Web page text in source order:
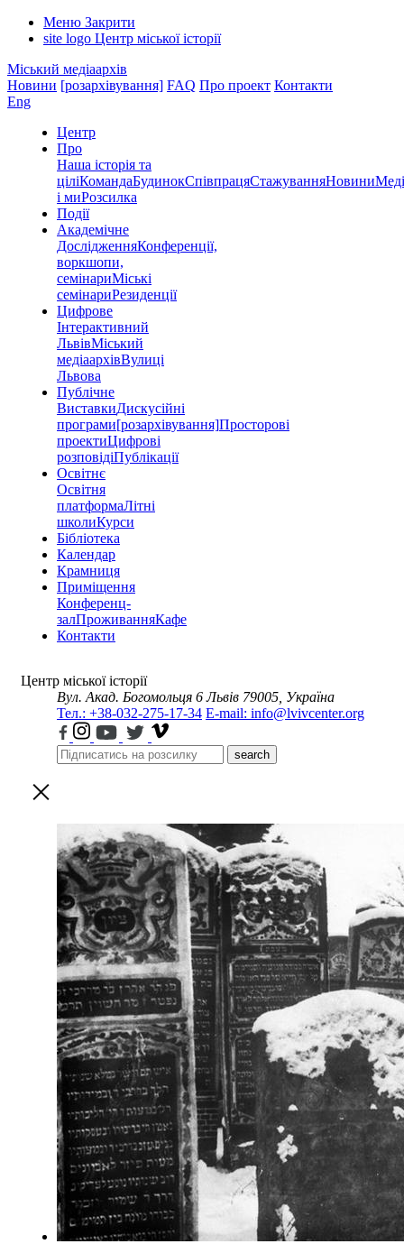
Меню Закрити
site logo Центр міської історії
Міський медіаархів
Новини [розархівування] FAQ Про проект Контакти
Eng
Центр
Про
Наша історія та
ціліКомандаБудинокСпівпрацяСтажуванняНовини
і миРозсилка
Події
Академічне
ДослідженняКонференції,
воркшопи,
семінариМіські
семінариРезиденції
Цифрове
Інтерактивний
ЛьвівМіський
медіаархівВулиці
Львова
Публічне
ВиставкиДискусійні
програми[розархівування]Просторові
проектиЦифрові
розповідіПублікації
Освітнє
Освітня
платформаЛітні
школиКурси
Бібліотека
Календар
Крамниця
Приміщення
Конференц-
залПроживанняКафе
Контакти
Центр міської історії
Вул. Акад. Богомольця 6 Львів 79005, Україна
Тел.: +38-032-275-17-34 E-mail: info@lvivcenter.org
search